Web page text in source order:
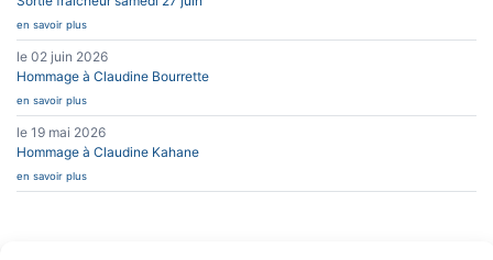
en savoir plus
le 02 juin 2026
Hommage à Claudine Bourrette
en savoir plus
le 19 mai 2026
Hommage à Claudine Kahane
en savoir plus